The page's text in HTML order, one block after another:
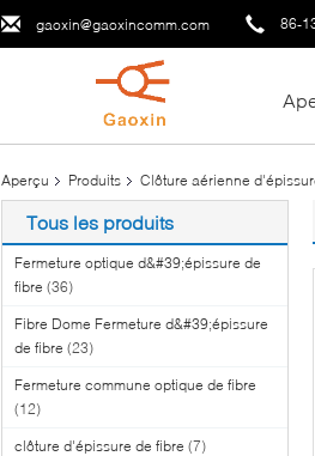
gaoxin@gaoxincomm.com 86-
Aperçu Produits Clôture aérienne
Tous les produits
Fermeture optique d&#39;épissure de
fibre (36)
Fibre Dome Fermeture d&#39;épissure
de fibre (23)
Fermeture commune optique de fibre
(12)
clôture d'épissure de fibre (7)